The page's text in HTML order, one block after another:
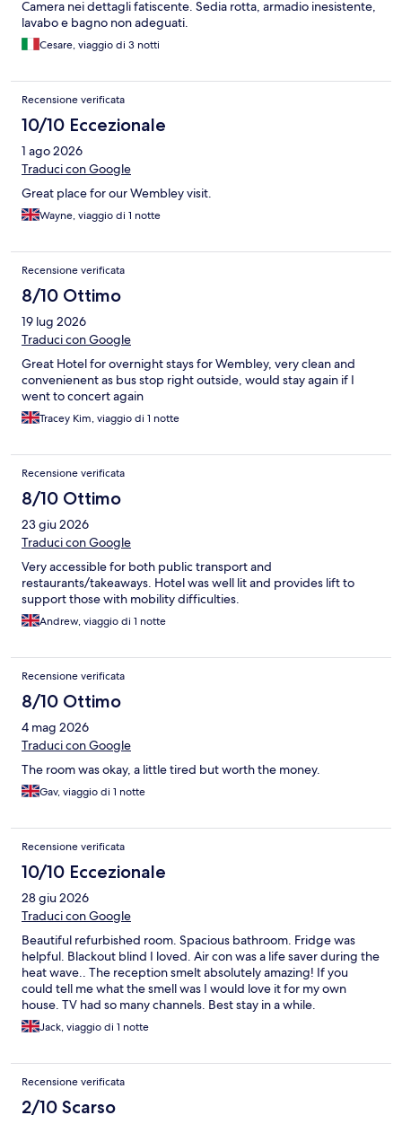
Camera nei dettagli fatiscente. Sedia rotta, armadio inesistente,
lavabo e bagno non adeguati.
Cesare, viaggio di 3 notti
Recensione verificata
10/10 Eccezionale
1 ago 2026
Traduci con Google
Great place for our Wembley visit.
Wayne, viaggio di 1 notte
Recensione verificata
8/10 Ottimo
19 lug 2026
Traduci con Google
Great Hotel for overnight stays for Wembley, very clean and
convenienent as bus stop right outside, would stay again if I
went to concert again
Tracey Kim, viaggio di 1 notte
Recensione verificata
8/10 Ottimo
23 giu 2026
Traduci con Google
Very accessible for both public transport and
restaurants/takeaways. Hotel was well lit and provides lift to
support those with mobility difficulties.
Andrew, viaggio di 1 notte
Recensione verificata
8/10 Ottimo
4 mag 2026
Traduci con Google
The room was okay, a little tired but worth the money.
Gav, viaggio di 1 notte
Recensione verificata
10/10 Eccezionale
28 giu 2026
Traduci con Google
Beautiful refurbished room. Spacious bathroom. Fridge was
helpful. Blackout blind I loved. Air con was a life saver during the
heat wave.. The reception smelt absolutely amazing! If you
could tell me what the smell was I would love it for my own
house. TV had so many channels. Best stay in a while.
Jack, viaggio di 1 notte
Recensione verificata
2/10 Scarso